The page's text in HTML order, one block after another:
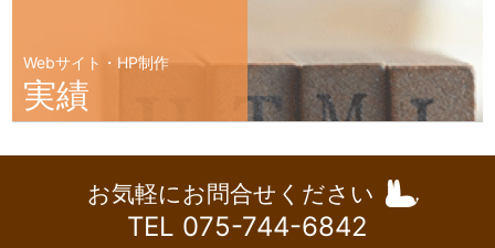
Webサイト・HP制作
実績
お気軽にお問合せください
TEL 075-744-6842